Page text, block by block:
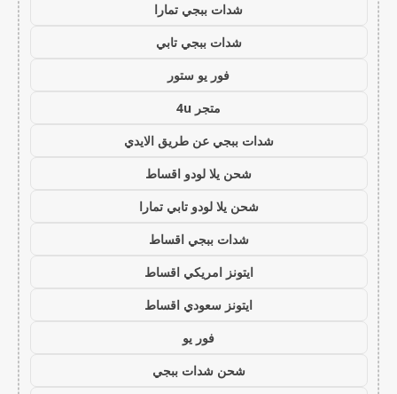
شدات ببجي تمارا
شدات ببجي تابي
فور يو ستور
متجر 4u
شدات ببجي عن طريق الايدي
شحن يلا لودو اقساط
شحن يلا لودو تابي تمارا
شدات ببجي اقساط
ايتونز امريكي اقساط
ايتونز سعودي اقساط
فور يو
شحن شدات ببجي